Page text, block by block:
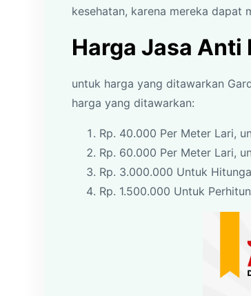
kesehatan, karena mereka dapat
Harga Jasa Anti
untuk harga yang ditawarkan
harga yang ditawarkan:
Rp. 40.000 Per Meter Lari,
Rp. 60.000 Per Meter Lari,
Rp. 3.000.000 Untuk
Rp. 1.500.000 Untuk